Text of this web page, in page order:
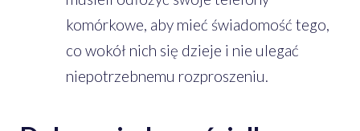
komórkowe, aby mieć świadomość tego,
co wokół nich się dzieje i nie ulegać
niepotrzebnemu rozproszeniu.